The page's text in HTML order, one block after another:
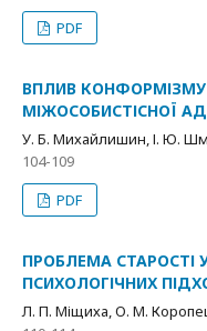
PDF
ВПЛИВ
МІЖОСОБИСТІСНОЇ
У. Б. Михайлишин, І. Ю.
104-109
PDF
ПРОБЛЕМА СТАРОСТІ
ПСИХОЛОГІЧНИХ
Л. П. Міщиха, О. М.